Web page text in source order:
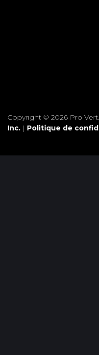
Copyright © 2026 Pro Vert.
Inc. | Politique de